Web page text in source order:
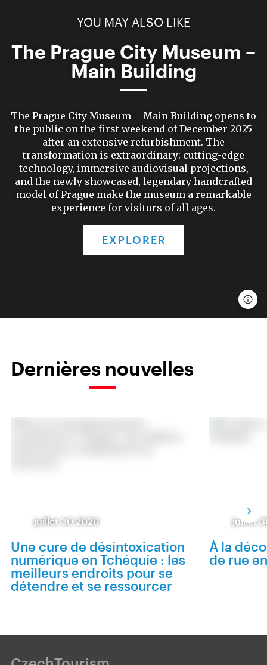
YOU MAY ALSO LIKE
The Prague City Museum –
Main Building
The Prague City Museum – Main Building opens to
the public on the first weekend of December 2025
after an extensive refurbishment. The
transformation is extraordinary: cutting-edge
technology, immersive audiovisual projections,
and the newly showcased, legendary handcrafted
model of Prague make the museum a remarkable
experience for visitors of all ages.
EXPLORER
Dernières nouvelles
juillet 30 2026
Une cure de désintoxication
numérique en Tchéquie : les
meilleurs endroits pour se
détendre et se ressourcer
juillet
À la
de rue